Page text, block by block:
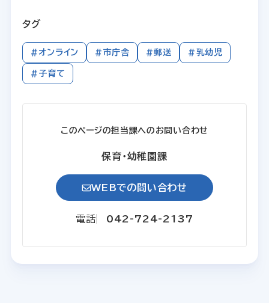
タグ
#オンライン #市庁舎 #郵送 #乳幼児
#子育て
このページの担当課へのお問い合わせ
保育・幼稚園課
WEBでの問い合わせ
電話 042-724-2137